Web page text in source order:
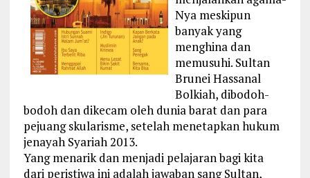
Nya meskipun
banyak yang
menghina dan
memusuhi. Sultan
Brunei Hassanal
Bolkiah, dibodoh-
bodoh dan dikecam oleh dunia barat dan para
pejuang skularisme, setelah menetapkan hukum
jenayah Syariah 2013.
Yang menarik dan menjadi pelajaran bagi kita
dari peristiwa ini adalah jawaban sang Sultan,